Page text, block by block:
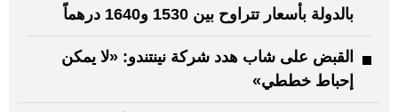
بالدولة بأسعار تتراوح بين 1530 و1640 درهماً
القبض على شاب هدد شركة نينتندو: «لا يمكن
إحباط خططي»